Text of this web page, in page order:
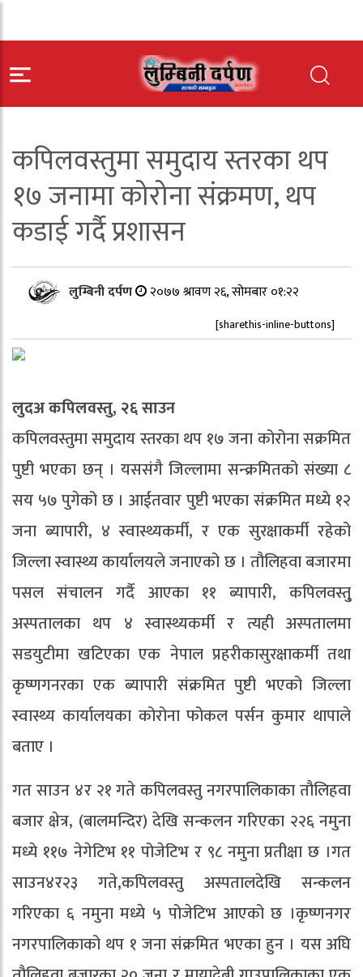
कपिलवस्तुमा समुदाय स्तरका थप
१७ जनामा कोरोना संक्रमण, थप
कडाई गर्दै प्रशासन
लुम्बिनी दर्पण २०७७ श्रावण २६, सोमबार ०१:२२
[sharethis-inline-buttons]
लुदअ कपिलवस्तु, २६ साउन
कपिलवस्तुमा समुदाय स्तरका थप १७ जना कोरोना सक्रमित
पुष्टी भएका छन् । यससंगै जिल्लामा सन्क्रमितको संख्या ८
सय ५७ पुगेको छ । आईतवार पुष्टी भएका संक्रमित मध्ये १२
जना ब्यापारी, ४ स्वास्थ्यकर्मी, र एक सुरक्षाकर्मी रहेको
जिल्ला स्वास्थ्य कार्यालयले जनाएको छ । तौलिहवा बजारमा
पसल संचालन गर्दै आएका ११ ब्यापारी, कपिलवस्तु्
अस्पतालका थप ४ स्वास्थ्यकर्मी र त्यही अस्पतालमा
सडयुटीमा खटिएका एक नेपाल प्रहरीकासुरक्षाकर्मी तथा
कृष्णगनरका एक ब्यापारी संक्रमित पुष्टी भएको जिल्ला
स्वास्थ्य कार्यालयका कोरोना फोकल पर्सन कुमार थापाले
बताए ।
गत साउन ४र २१ गते कपिलवस्तु नगरपालिकाका तौलिहवा
बजार क्षेत्र, (बालमन्दिर) देखि सन्कलन गरिएका २२६ नमुना
मध्ये ११७ नेगेटिभ ११ पोजेटिभ र ९८ नमुना प्रतीक्षा छ ।गत
साउन४र२३ गते,कपिलवस्तु अस्पतालदेखि सन्कलन
गरिएका ६ नमुना मध्ये ५ पोजेटिभ आएको छ ।कृष्णनगर
नगरपालिकाको थप १ जना संक्रमित भएका हुन । यस अघि